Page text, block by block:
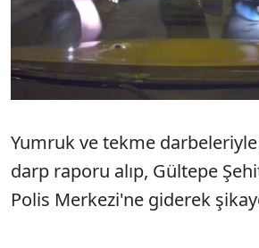
Yumruk ve tekme
darp raporu alıp, Gültepe
Polis Merkezi'ne giderek